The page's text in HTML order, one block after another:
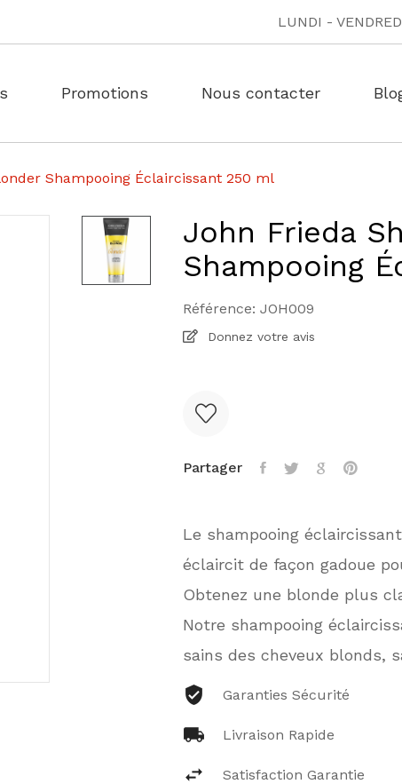
LUNDI -
Promotions Nous contacter
Shampooing Éclaircissant 250 ml
John Frieda
Shampooing
Référence: JOH009
Donnez votre avis
Partager
Le shampooing
éclaircit de façon gadoue
Obtenez une blonde plus
Notre shampooing
sains des cheveux blonds,
Garanties Sécurité
Livraison Rapide
Satisfaction Garantie